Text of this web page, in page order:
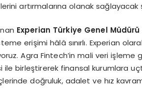
artırmalarına olanak sağlayacak
Experian Türkiye Genel Müdürü
erişimi hâlâ sınırlı. Experian
Agra Fintech’in mali veri işleme
ile birleştirerek finansal kurumlara
doğruluk, adalet ve hız